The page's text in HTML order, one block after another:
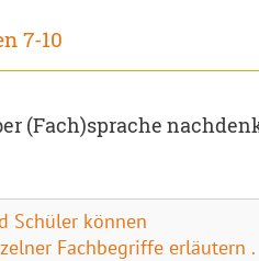
7-10
(Fach)sprache
Schüler können
Fachbegriffe erläutern .